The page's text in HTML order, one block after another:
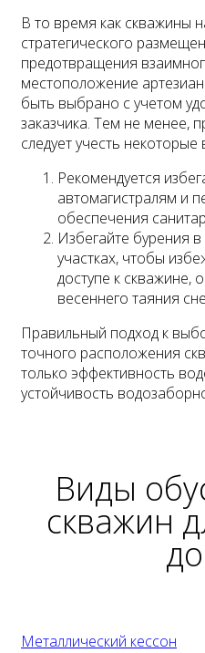
В то время как скважины
стратегического
предотвращения
местоположение
быть выбрано с учетом
заказчика. Тем не менее,
следует учесть
Рекомендуется
автомагистралям и
обеспечения
Избегайте бурения
участках, чтобы
доступе к скважине,
весеннего таяния
Правильный подход к
точного расположения
только эффективность
устойчивость
Виды
скважин
Металлический кессон